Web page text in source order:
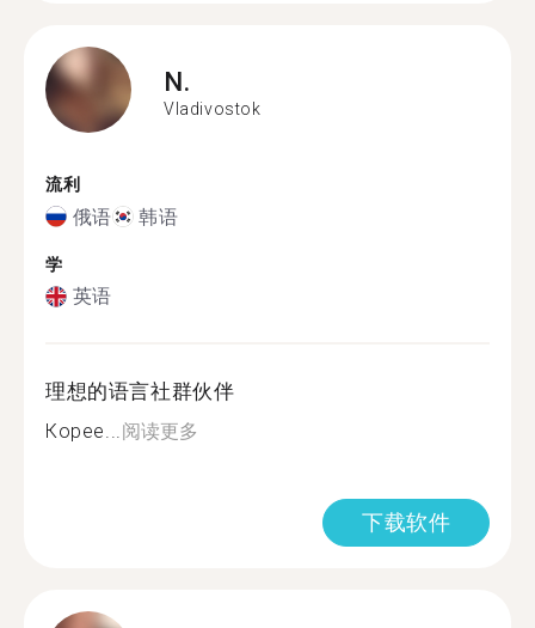
N.
Vladivostok
流利
俄语 韩语
学
英语
理想的语言社群伙伴
Корее...阅读更多
下载软件